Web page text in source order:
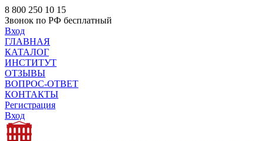
8 800 250 10 15
Звонок по РФ бесплатный
Вход
ГЛАВНАЯ
КАТАЛОГ
ИНСТИТУТ
ОТЗЫВЫ
ВОПРОС-ОТВЕТ
КОНТАКТЫ
Регистрация
Вход